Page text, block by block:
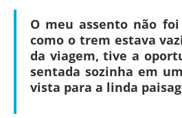
O meu assento não
como o trem estava
da viagem, tive a
sentada sozinha em
vista para a linda